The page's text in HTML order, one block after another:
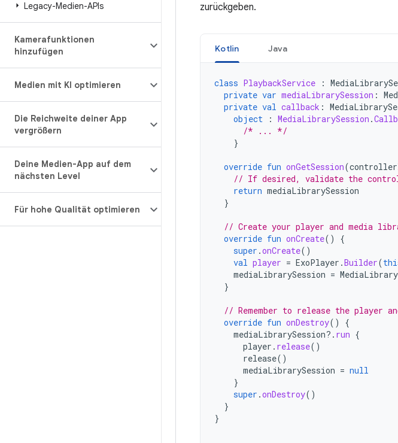
Legacy-Medien-APIs
Kamerafunktionen
hinzufügen
Medien mit KI optimieren
Die Reichweite deiner App
vergrößern
Deine Medien-App auf dem
nächsten Level
Für hohe Qualität optimieren
zurückgeben.
Kotlin Java
class PlaybackService :
private var mediaLibrarySession :
private val callback :
object
: MediaLibrarySession .
/* ... */
}
override fun onGetSession(
// If desired, validate the
return mediaLibrarySession
}
// Create your player and media
override fun onCreate()
{
super .onCreate()
val player = ExoPlayer .Builder(
mediaLibrarySession =
}
// Remember to release the player
override fun onDestroy()
{
mediaLibrarySession?. run {
player . release()
release()
mediaLibrarySession = null
}
super .onDestroy()
}
}